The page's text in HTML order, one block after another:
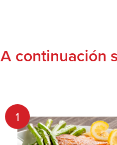
A continuación
1